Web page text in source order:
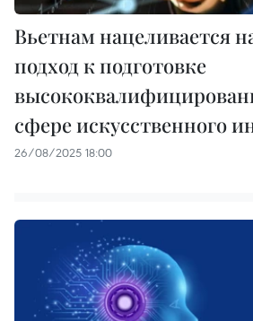
Вьетнам нацеливается
подход к подготовке
сфере искусственного
26/08/2025 18:00